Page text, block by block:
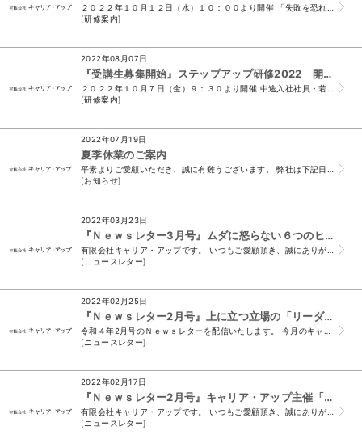
[研修案内]
2022年08月07日
『受講生募集開始』ステップアップ研修2022 開催のお知らせ
[研修案内]
2022年07月19日
夏季休業のご案内
[お知らせ]
2022年03月23日
『Ｎｅｗｓレター3月号』ムダに怒らない６つのヒント
[ニュースレター]
2022年02月25日
『Ｎｅｗｓレター2月号』上に立つ立場の「リーダーシップ」について
[ニュースレター]
2022年02月17日
『Ｎｅｗｓレター2月号』キャリア・アップ主催「新人研修」「リーダシップ研修」開催のご案内
[ニュースレター]